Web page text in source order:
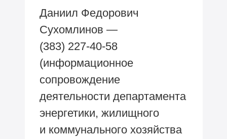
Даниил Федорович
Сухомлинов —
(383) 227-40-58
(информационное
сопровождение
деятельности департамента
энергетики, жилищного
и коммунального хозяйства